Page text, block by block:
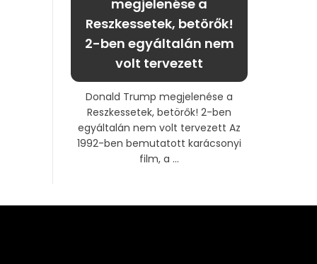
megjelenése a
Reszkessetek, betörők!
2-ben egyáltalán nem
volt tervezett
Donald Trump megjelenése a
Reszkessetek, betörők! 2-ben
egyáltalán nem volt tervezett Az
1992-ben bemutatott karácsonyi
film, a ...